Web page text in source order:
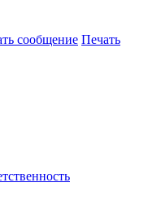
сообщение Печать